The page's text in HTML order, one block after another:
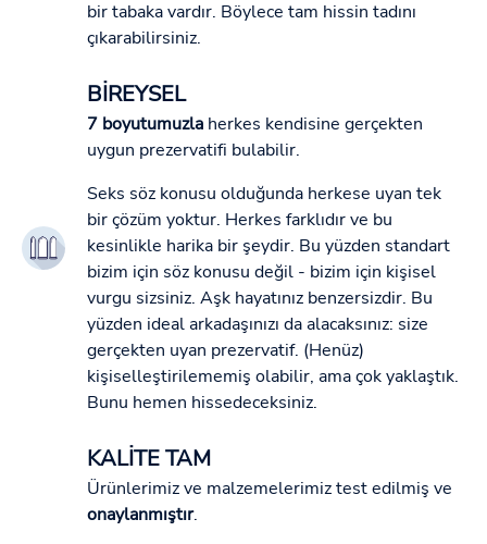
bir tabaka vardır. Böylece tam hissin tadını
çıkarabilirsiniz.
BİREYSEL
7 boyutumuzla herkes kendisine gerçekten
uygun prezervatifi bulabilir.
Seks söz konusu olduğunda herkese uyan tek
bir çözüm yoktur. Herkes farklıdır ve bu
kesinlikle harika bir şeydir. Bu yüzden standart
bizim için söz konusu değil - bizim için kişisel
vurgu sizsiniz. Aşk hayatınız benzersizdir. Bu
yüzden ideal arkadaşınızı da alacaksınız: size
gerçekten uyan prezervatif. (Henüz)
kişiselleştirilememiş olabilir, ama çok yaklaştık.
Bunu hemen hissedeceksiniz.
KALİTE TAM
Ürünlerimiz ve malzemelerimiz test edilmiş ve
onaylanmıştır.